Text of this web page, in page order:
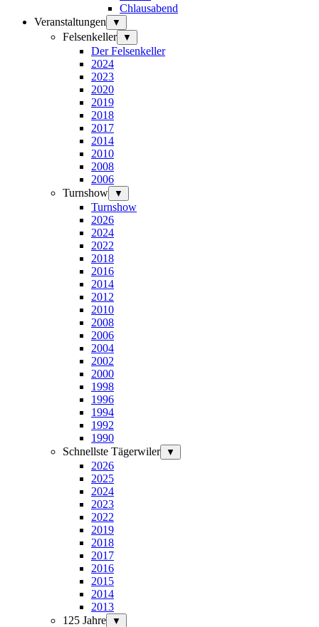
Chlausabend
Veranstaltungen
▼
Felsenkeller ▼
Der Felsenkeller
2024
2023
2020
2019
2018
2017
2014
2010
2008
2006
Turnshow
▼
Turnshow
2026
2024
2022
2018
2016
2014
2012
2010
2008
2006
2004
2002
2000
1998
1996
1994
1992
1990
Schnellste Tägerwiler
▼
2026
2025
2024
2023
2022
2019
2018
2017
2016
2015
2014
2013
125 Jahre
▼